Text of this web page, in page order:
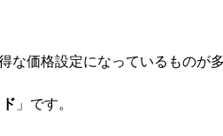
な価格設定になっているものが多
」です。